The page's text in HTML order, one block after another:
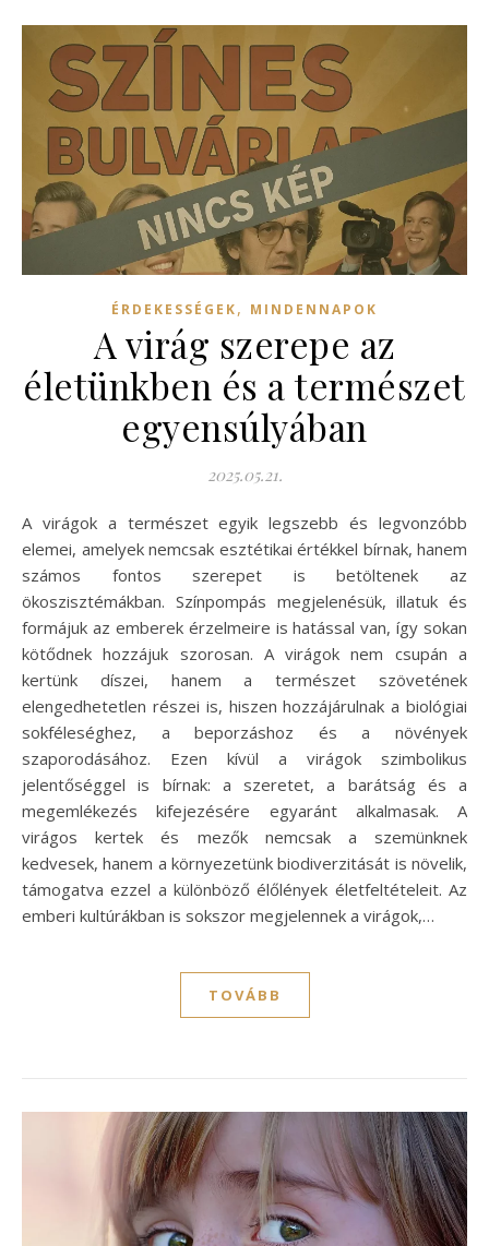
ÉRDEKESSÉGEK, MINDENNAPOK
A virág szerepe az
életünkben és a természet
egyensúlyában
2025.05.21.
A virágok a természet egyik legszebb és legvonzóbb
elemei, amelyek nemcsak esztétikai értékkel bírnak, hanem
számos fontos szerepet is betöltenek az
ökoszisztémákban. Színpompás megjelenésük, illatuk és
formájuk az emberek érzelmeire is hatással van, így sokan
kötődnek hozzájuk szorosan. A virágok nem csupán a
kertünk díszei, hanem a természet szövetének
elengedhetetlen részei is, hiszen hozzájárulnak a biológiai
sokféleséghez, a beporzáshoz és a növények
szaporodásához. Ezen kívül a virágok szimbolikus
jelentőséggel is bírnak: a szeretet, a barátság és a
megemlékezés kifejezésére egyaránt alkalmasak. A
virágos kertek és mezők nemcsak a szemünknek
kedvesek, hanem a környezetünk biodiverzitását is növelik,
támogatva ezzel a különböző élőlények életfeltételeit. Az
emberi kultúrákban is sokszor megjelennek a virágok,…
TOVÁBB